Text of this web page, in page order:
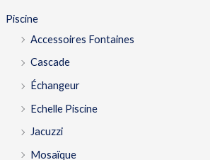
Piscine
Accessoires Fontaines
Cascade
Échangeur
Echelle Piscine
Jacuzzi
Mosaïque